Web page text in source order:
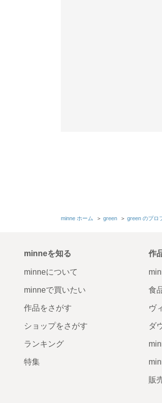
minne ホーム ＞ green ＞ green のプロ
minneを知る
minneについて
minneで買いたい
作品をさがす
ショップをさがす
ランキング
特集
作
食
ヴ
ダ
販